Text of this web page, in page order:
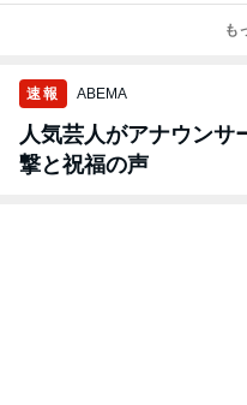
も
速報 ABEMA
人気芸人がアナウンサ
撃と祝福の声